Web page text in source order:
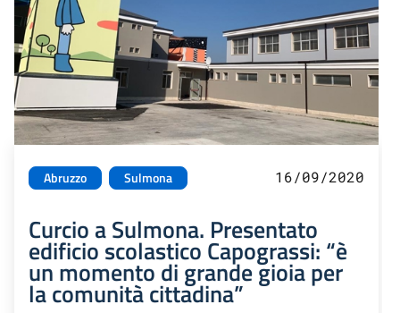
Abruzzo Sulmona 16/09/2020
Curcio a Sulmona. Presentato
edificio scolastico Capograssi: “è
un momento di grande gioia per
la comunità cittadina”